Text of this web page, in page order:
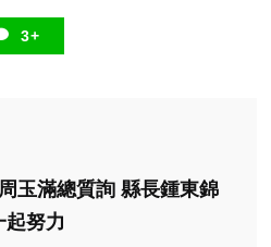
3+
玉滿總質詢 縣長鍾東錦
起努力